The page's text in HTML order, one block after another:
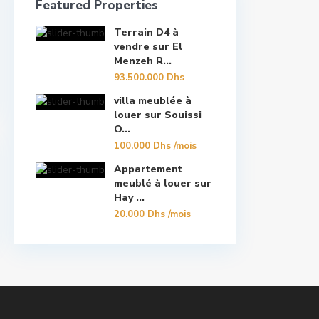
Featured Properties
Terrain D4 à
vendre sur El
Menzeh R...
93.500.000 Dhs
villa meublée à
louer sur Souissi
O...
100.000 Dhs/mois
Appartement
meublé à louer sur
Hay ...
20.000 Dhs/mois